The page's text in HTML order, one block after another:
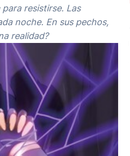
resistirse. Las
noche. En sus pechos,
realidad?